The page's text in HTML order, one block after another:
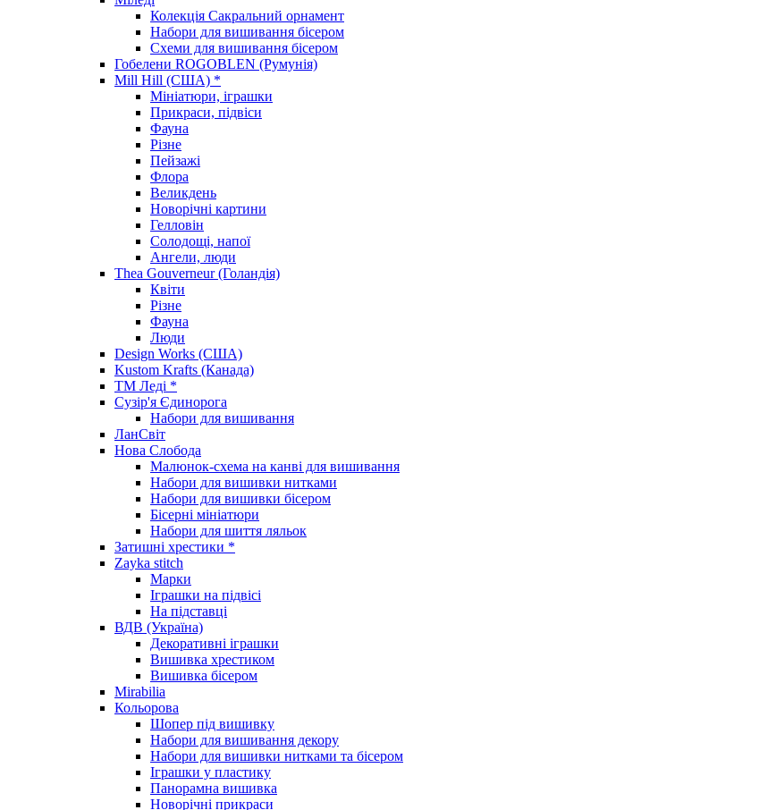
Колекція Сакральний орнамент
Набори для вишивання бісером
Схеми для вишивання бісером
Гобелени ROGOBLEN (Румунія)
Mill Hill (США) *
Мініатюри, іграшки
Прикраси, підвіси
Фауна
Різне
Пейзажі
Флора
Великдень
Новорічні картини
Гелловін
Солодощі, напої
Ангели, люди
Thea Gouverneur (Голандія)
Квіти
Різне
Фауна
Люди
Design Works (США)
Kustom Krafts (Канада)
ТМ Леді *
Сузір'я Єдинорога
Набори для вишивання
ЛанСвіт
Нова Слобода
Малюнок-схема на канві для вишивання
Набори для вишивки нитками
Набори для вишивки бісером
Бісерні мініатюри
Набори для шиття ляльок
Затишні хрестики *
Zayka stitch
Марки
Іграшки на підвісі
На підставці
ВДВ (Україна)
Декоративні іграшки
Вишивка хрестиком
Вишивка бісером
Mirabilia
Кольорова
Шопер під вишивку
Набори для вишивання декору
Набори для вишивки нитками та бісером
Іграшки у пластику
Панорамна вишивка
Новорічні прикраси